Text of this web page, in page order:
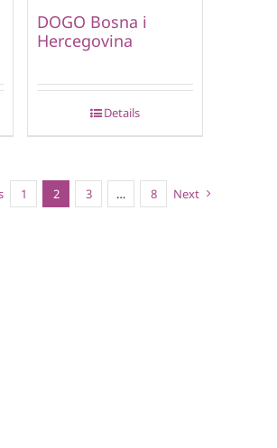
DOGO Bosna i
Hercegovina
Details
1 2 3 … 8 Next